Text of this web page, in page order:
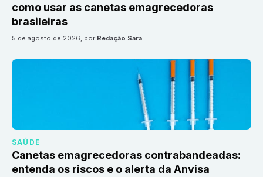
como usar as canetas emagrecedoras
brasileiras
5 de agosto de 2026, por Redação Sara
SAÚDE
Canetas emagrecedoras contrabandeadas:
entenda os riscos e o alerta da Anvisa